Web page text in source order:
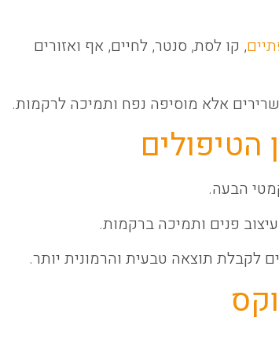
, קו לסת, סנטר, לחיים, אף ואזורים
אלא מוסיפה נפח ותמיכה לרקמות.
הטיפולים
הבעה.
פנים ותמיכה ברקמות.
לקבלת תוצאה טבעית והרמונית יותר.